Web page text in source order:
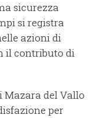
sicurezza
si registra
azioni di
il contributo di
Mazara del Vallo
per